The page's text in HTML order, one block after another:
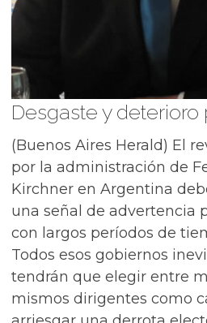
Desgaste y deterioro
(Buenos Aires Herald) El
por la administración de
Kirchner en Argentina
una señal de advertencia
con largos períodos de
Todos esos gobiernos
tendrán que elegir entre
mismos dirigentes como